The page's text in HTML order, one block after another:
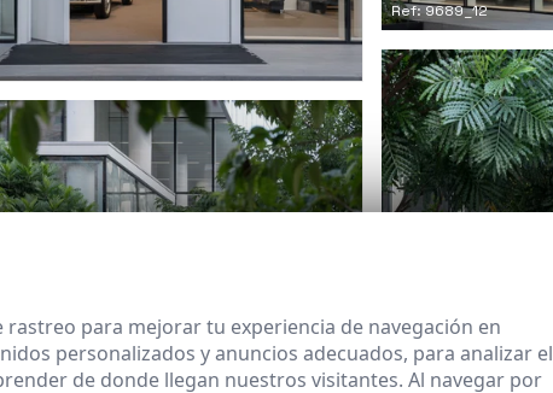
Ref: 9689_12
rastreo para mejorar tu experiencia de navegación en
personalizados y anuncios adecuados, para analizar el
de donde llegan nuestros visitantes. Al navegar por